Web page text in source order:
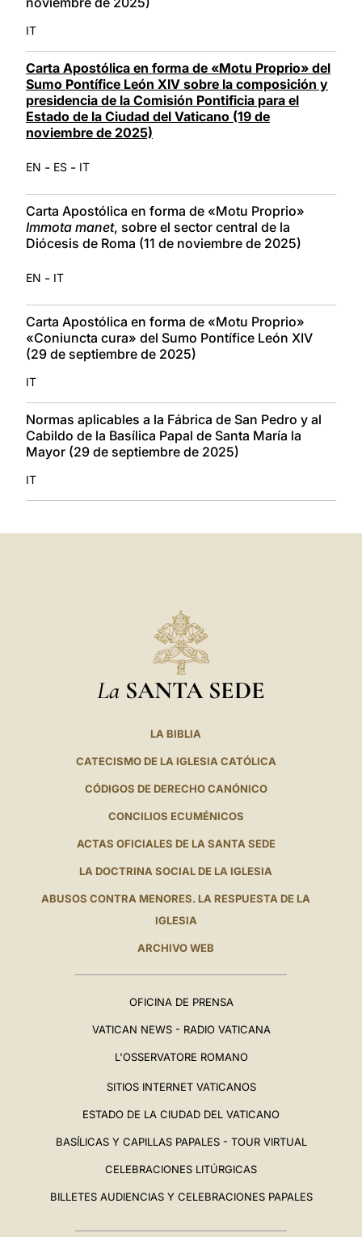
IT
Carta Apostólica en forma de «Motu Proprio» del
Sumo Pontífice León XIV sobre la composición y
presidencia de la Comisión Pontificia para el
Estado de la Ciudad del Vaticano (19 de
noviembre de 2025)
EN - ES - IT
Carta Apostólica en forma de «Motu Proprio»
Immota manet, sobre el sector central de la
Diócesis de Roma (11 de noviembre de 2025)
EN - IT
Carta Apostólica en forma de «Motu Proprio»
«Coniuncta cura» del Sumo Pontífice León XIV
(29 de septiembre de 2025)
IT
Normas aplicables a la Fábrica de San Pedro y al
Cabildo de la Basílica Papal de Santa María la
Mayor (29 de septiembre de 2025)
IT
La SANTA SEDE
LA BIBLIA
CATECISMO DE LA IGLESIA CATÓLICA
CÓDIGOS DE DERECHO CANÓNICO
CONCILIOS ECUMÉNICOS
ACTAS OFICIALES DE LA SANTA SEDE
LA DOCTRINA SOCIAL DE LA IGLESIA
ABUSOS CONTRA MENORES. LA RESPUESTA DE LA
IGLESIA
ARCHIVO WEB
OFICINA DE PRENSA
VATICAN NEWS - RADIO VATICANA
L'OSSERVATORE ROMANO
SITIOS INTERNET VATICANOS
ESTADO DE LA CIUDAD DEL VATICANO
BASÍLICAS Y CAPILLAS PAPALES - TOUR VIRTUAL
CELEBRACIONES LITÚRGICAS
BILLETES AUDIENCIAS Y CELEBRACIONES PAPALES